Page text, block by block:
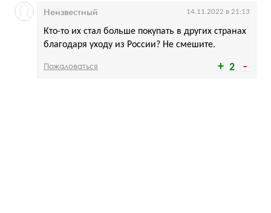
2
Кто-то их стал больше покупать в других странах
благодаря уходу из России? Не смешите.
Неизвестный 14.11.2022 в 21:13
Пожаловаться